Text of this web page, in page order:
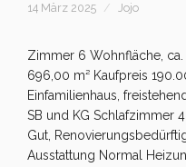
14 März 2025 Jojo
Zimmer 6 Wohnfläche, ca.
696,00 m² Kaufpreis
Einfamilienhaus,
SB und KG Schlafzimmer
Gut,
Ausstattung Normal